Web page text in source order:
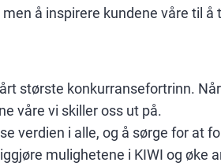
å inspirere kundene våre til
største konkurransefortrinn.
våre vi skiller oss ut på.
verdien i alle, og å sørge for at
mulighetene i KIWI og øke